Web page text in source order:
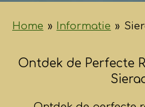
Home » Informatie »
Ontdek de Perfecte